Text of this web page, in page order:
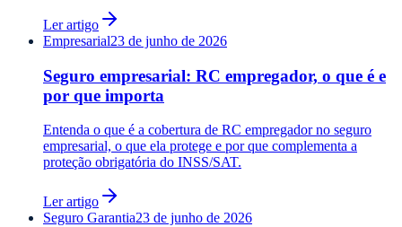
Ler artigo
Empresarial23 de junho de 2026
Seguro empresarial: RC empregador, o que é e
por que importa
Entenda o que é a cobertura de RC empregador no seguro
empresarial, o que ela protege e por que complementa a
proteção obrigatória do INSS/SAT.
Ler artigo
Seguro Garantia23 de junho de 2026